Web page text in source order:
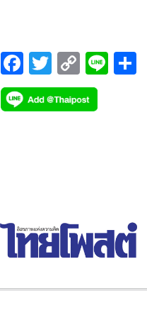
จะเป็นแบบฟิวชั่น
F
ac
e
T
wi
tt
C
o
p
Li